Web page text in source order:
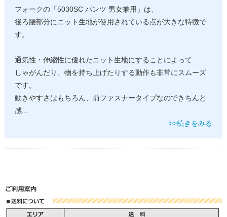
フォークの「5030SC パンツ 男女兼用」は、
後ろ腰部分にニット生地が使用されている点が大きな特徴で
す。
通気性・伸縮性に優れたニット生地にすることによって
しゃがんだり、物を持ち上げたりする動作も非常にスムーズ
です。
動きやすさはもちろん、前ファスナータイプなのできちんと
感...
>>続きをみる